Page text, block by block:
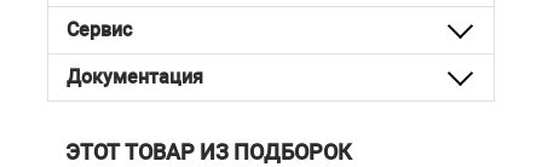
Частота
измерений
Аналоговый
выход
DC=10 мВ/дБ
Габариты 278 мм х 76 мм х 50 мм
Сервис
Документация
ЭТОТ ТОВАР ИЗ ПОДБОРОК